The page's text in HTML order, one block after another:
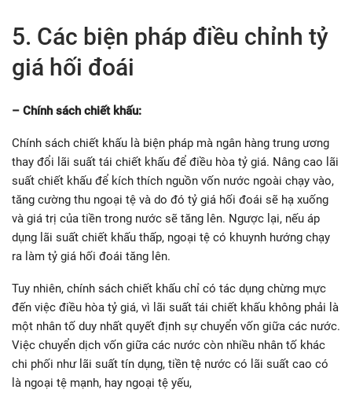
5. Các biện pháp điều chỉnh tỷ
giá hối đoái
– Chính sách chiết khấu:
Chính sách chiết khấu là biện pháp mà ngân hàng trung ương
thay đổi lãi suất tái chiết khấu để điều hòa tỷ giá. Nâng cao lãi
suất chiết khấu để kích thích nguồn vốn nước ngoài chạy vào,
tăng cường thu ngoại tệ và do đó tỷ giá hối đoái sẽ hạ xuống
và giá trị của tiền trong nước sẽ tăng lên. Ngược lại, nếu áp
dụng lãi suất chiết khấu thấp, ngoại tệ có khuynh hướng chạy
ra làm tỷ giá hối đoái tăng lên.
Tuy nhiên, chính sách chiết khấu chỉ có tác dụng chừng mực
đến việc điều hòa tỷ giá, vì lãi suất tái chiết khấu không phải là
một nhân tố duy nhất quyết định sự chuyển vốn giữa các nước.
Việc chuyển dịch vốn giữa các nước còn nhiều nhân tố khác
chi phối như lãi suất tín dụng, tiền tệ nước có lãi suất cao có
là ngoại tệ mạnh, hay ngoại tệ yếu,